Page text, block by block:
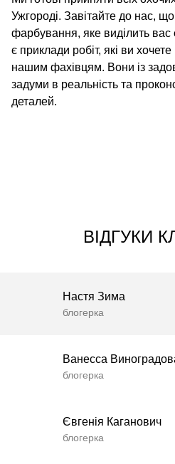
Ужгороді. Завітайте до нас,
фарбування, яке виділить
є приклади робіт, які ви хочете
нашим фахівцям. Вони із
задуми в реальність та
деталей.
ВІДГУКИ
Настя Зима
блогерка
Ванесса
блогерка
Євгенія Каганович
блогерка